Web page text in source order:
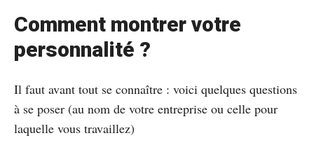
Comment montrer votre
personnalité ?
Il faut avant tout se connaître : voici quelques questions
à se poser (au nom de votre entreprise ou celle pour
laquelle vous travaillez)